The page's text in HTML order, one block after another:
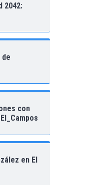
2042:
con
en El